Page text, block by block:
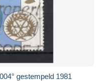
gestempeld 1981